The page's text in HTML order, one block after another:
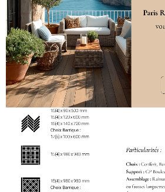
DÉCLINAISONS